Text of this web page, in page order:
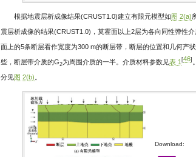
根据地震层析成像结果(CRUST1.0)建立有限元模型如 图 2(a)
震层析成像的结果(CRUST1.0)，莫霍面以上2层为各向同性弹性
面上的5条断层看作宽度为300 m的断层带，断层的位置和几何产
些，断层带介质的G2为周围介质的一半。介质材料参数见表 1 [46]
分见图 2(b)
Download: